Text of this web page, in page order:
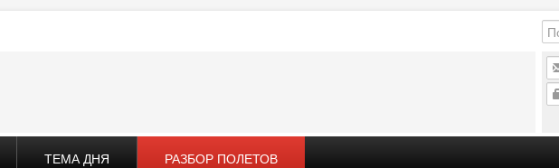
ТЕМА ДНЯ РАЗБОР ПОЛЕТОВ